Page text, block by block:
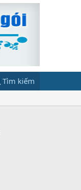
Tìm kiếm